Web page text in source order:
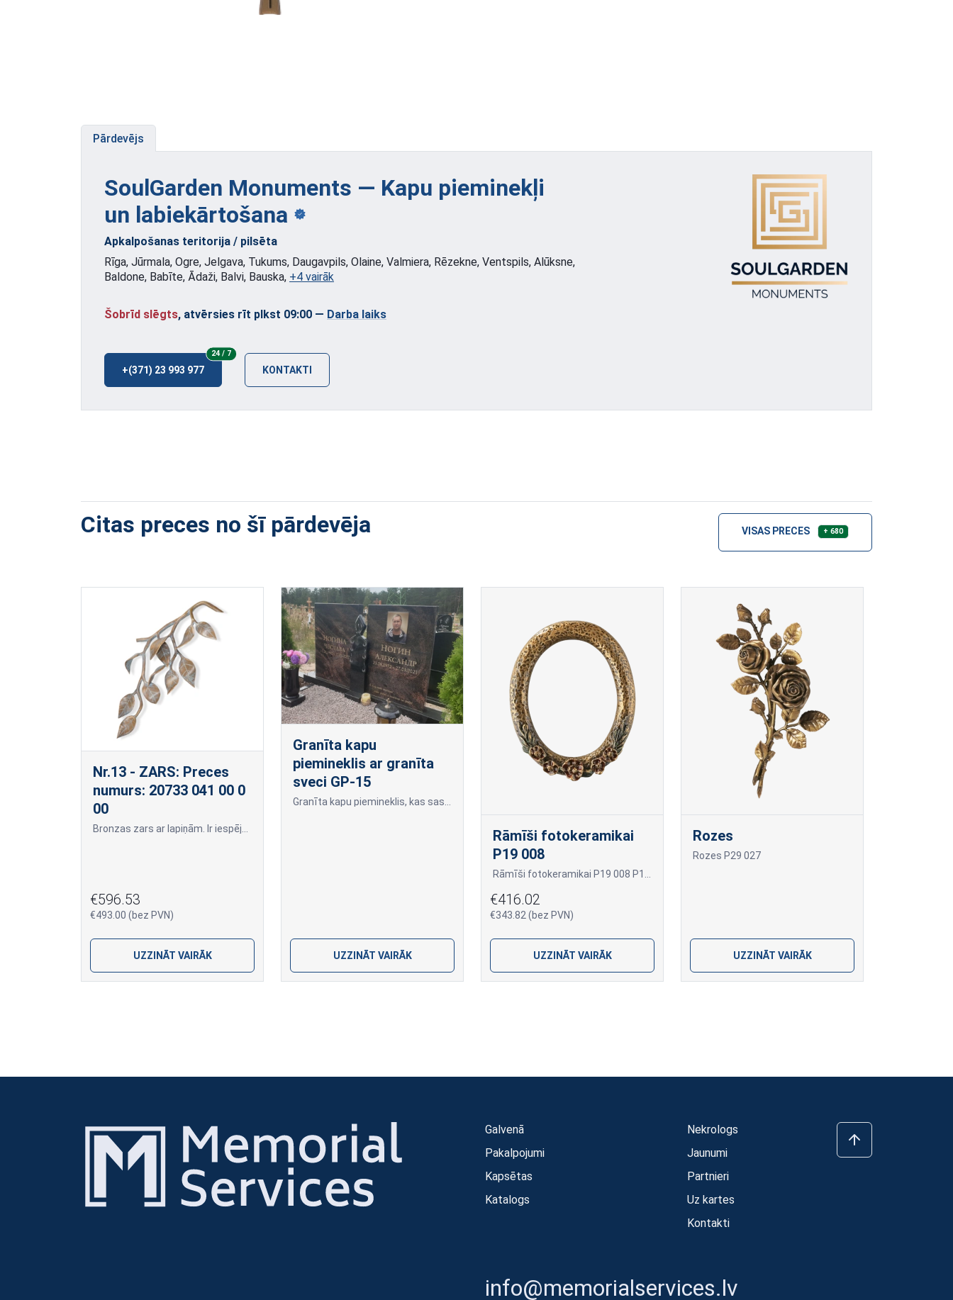
Pārdevējs
SoulGarden Monuments — Kapu pieminekļi
un labiekārtošana
Apkalpošanas teritorija / pilsēta
Rīga, Jūrmala, Ogre, Jelgava, Tukums, Daugavpils, Olaine, Valmiera, Rēzekne, Ventspils, Alūksne,
Baldone, Babīte, Ādaži, Balvi, Bauska, +4 vairāk
Šobrīd slēgts, atvērsies rīt plkst 09:00 — Darba laiks
+(371) 23 993 977
24 / 724/7
KONTAKTI
Citas preces no šī pārdevēja VISAS PRECES + 680
Nr.13 - ZARS: Preces
numurs: 20733 041 00 0
00
€596.53
€493.00 (bez PVN)
UZZINĀT VAIRĀK
Granīta kapu
piemineklis ar granīta
sveci GP-15
UZZINĀT VAIRĀK
Rāmīši fotokeramikai
P19 008
€416.02
€343.82 (bez PVN)
UZZINĀT VAIRĀK
Rozes
Rozes P29 027
UZZINĀT VAIRĀK
Galvenā
Pakalpojumi
Kapsētas
Katalogs
Nekrologs
Jaunumi
Partnieri
Uz kartes
Kontakti
info@memorialservices.lv